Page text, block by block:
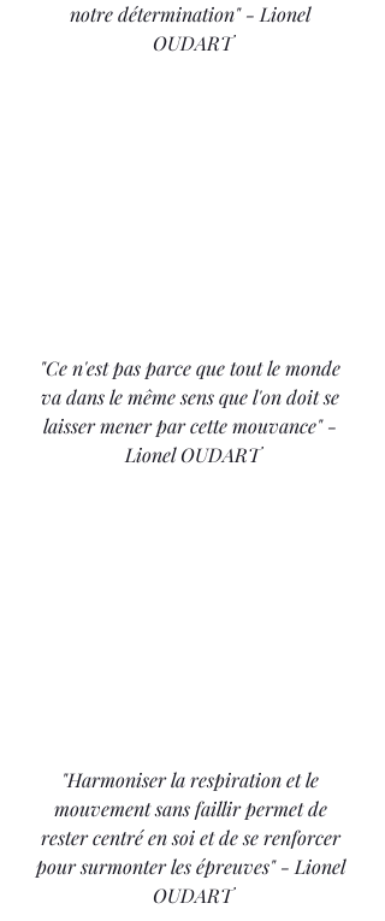
notre détermination" - Lionel
OUDART
"Ce n'est pas parce que tout le monde
va dans le même sens que l'on doit se
laisser mener par cette mouvance" -
Lionel OUDART
"Harmoniser la respiration et le
mouvement sans faillir permet de
rester centré en soi et de se renforcer
pour surmonter les épreuves" - Lionel
OUDART